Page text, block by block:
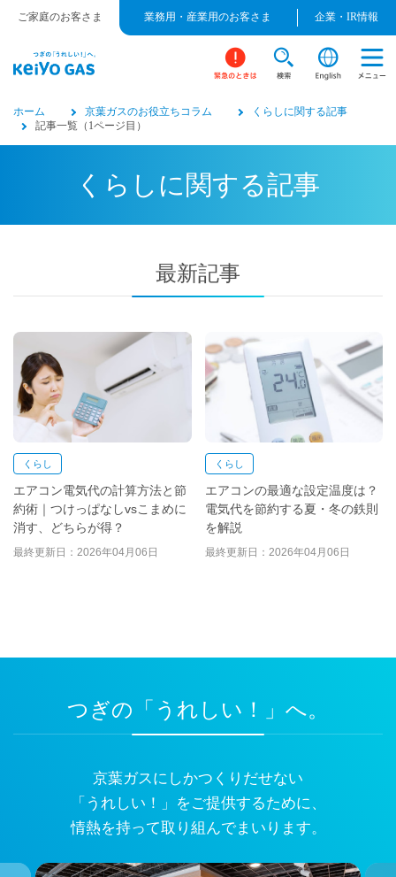
ご家庭のお客さま 業務用・産業用のお客さま 企業・IR情報
ホーム 京葉ガスのお役立ちコラム
くらしに関する記事
記事一覧（1ページ目）
くらしに関する記事
最新記事
くらし
エアコン電気代の計算方法と節
約術｜つけっぱなしvsこまめに
消す、どちらが得？
最終更新日：2026年04月06日
くらし
エアコンの最適な設定温度は？
電気代を節約する夏・冬の鉄則
を解説
最終更新日：2026年04月06日
つぎの「うれしい！」へ。
京葉ガスにしかつくりだせない
「うれしい！」をご提供するために、
情熱を持って取り組んでまいります。